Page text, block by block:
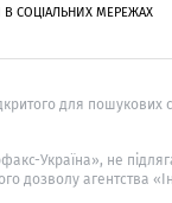
СОЦІАЛЬНИХ МЕРЕЖАХ
для пошукових
Україна», не
дозволу агентства